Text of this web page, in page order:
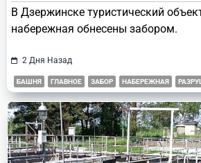
В Дзержинске туристический
набережная обнесены забором.
2 Дня Назад
БАШНЯ ГЛАВНОЕ ЗАБОР НАБЕРЕЖНАЯ